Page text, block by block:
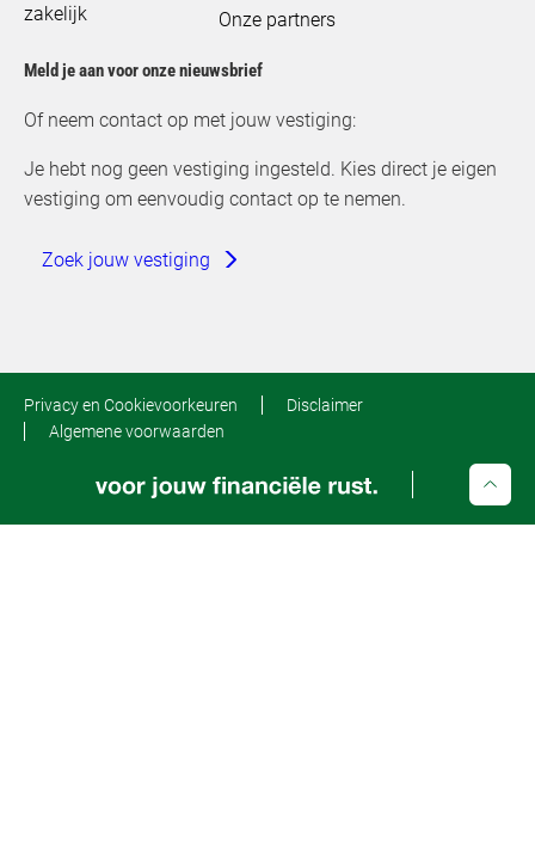
zakelijk
Onze partners
Meld je aan voor onze nieuwsbrief
Of neem contact op met jouw vestiging:
Je hebt nog geen vestiging ingesteld. Kies direct je eigen
vestiging om eenvoudig contact op te nemen.
Zoek jouw vestiging
Privacy en Cookievoorkeuren
Disclaimer
Algemene voorwaarden